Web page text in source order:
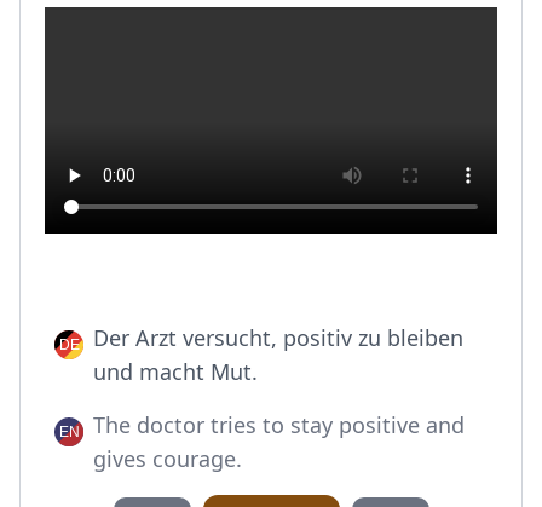
Der Arzt versucht, positiv zu bleiben
und macht Mut.
The doctor tries to stay positive and
gives courage.